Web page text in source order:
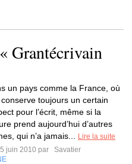
Grantécrivain
un pays comme la France, où
conserve toujours un certain
pour l’écrit, même si la
prend aujourd’hui d’autres
qui n’a jamais...
Lire la suite
juin 2010 par
Savatier